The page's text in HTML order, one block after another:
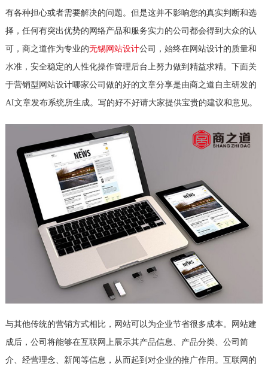
有各种担心或者需要解决的问题。但是这并不影响您的真实判断和选
择，任何有突出优势的网络产品和服务实力的公司都会得到大众的认
可，商之道作为专业的无锡网站设计公司，始终在网站设计的质量和
水准，安全稳定的人性化操作管理后台上努力做到精益求精。下面关
于营销型网站设计哪家公司做的好的文章分享是由商之道自主研发的
AI文章发布系统所生成。写的好不好请大家提供宝贵的建议和意见。
与其他传统的营销方式相比，网站可以为企业节省很多成本。网站建
成后，公司将能够在互联网上展示其产品信息、产品分类、公司简
介、经营理念、新闻等信息，从而起到对企业的推广作用。互联网的